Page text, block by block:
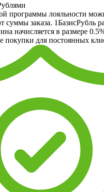
программы лояльности
суммы заказа. 1БазисРубль
начисляется в размере
для постоянных